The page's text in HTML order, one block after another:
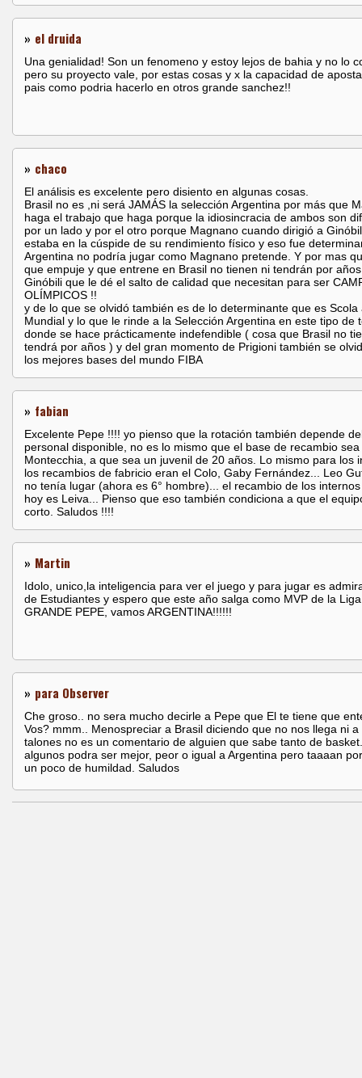
» el druida
Una genialidad! Son un fenomeno y estoy lejos de bahia y no lo
pero su proyecto vale, por estas cosas y x la capacidad de
pais como podria hacerlo en otros grande sanchez!!
» chaco
El análisis es excelente pero disiento en algunas cosas.
Brasil no es ,ni será JAMÁS la selección Argentina por más que
haga el trabajo que haga porque la idiosincracia de ambos son
por un lado y por el otro porque Magnano cuando dirigió a
estaba en la cúspide de su rendimiento físico y eso fue
Argentina no podría jugar como Magnano pretende. Y por mas
que empuje y que entrene en Brasil no tienen ni tendrán por
Ginóbili que le dé el salto de calidad que necesitan para ser
OLÍMPICOS !!
y de lo que se olvidó también es de lo determinante que es Scola
Mundial y lo que le rinde a la Selección Argentina en este tipo de
donde se hace prácticamente indefendible ( cosa que Brasil no
tendrá por años ) y del gran momento de Prigioni también se
los mejores bases del mundo FIBA
» fabian
Excelente Pepe !!!! yo pienso que la rotación también depende
personal disponible, no es lo mismo que el base de recambio sea
Montecchia, a que sea un juvenil de 20 años. Lo mismo para los
los recambios de fabricio eran el Colo, Gaby Fernández... Leo
no tenía lugar (ahora es 6° hombre)... el recambio de los
hoy es Leiva... Pienso que eso también condiciona a que el
corto. Saludos !!!!
» Martin
Idolo, unico,la inteligencia para ver el juego y para jugar es
de Estudiantes y espero que este año salga como MVP de la
GRANDE PEPE, vamos ARGENTINA!!!!!!
» para Observer
Che groso.. no sera mucho decirle a Pepe que El te tiene que
Vos? mmm.. Menospreciar a Brasil diciendo que no nos llega ni a
talones no es un comentario de alguien que sabe tanto de
algunos podra ser mejor, peor o igual a Argentina pero taaaan
un poco de humildad. Saludos